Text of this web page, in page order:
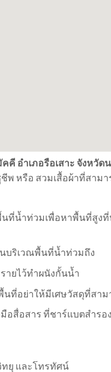
คี อำเภอรือเสาะ จังหวัด
พ หรือ สวมเสื้อผ้าที่สามา
ที่น้ำท่วมเพื่อหาพื้นที่สูง
บริเวณพื้นที่น้ำท่วมถึง
ายไว้ทำผนังกั้นน้ำ
ที่อย่าให้มีเศษวัสดุที่สา
อสื่อสาร ที่ชาร์แบตสำร
ยุ และโทรทัศน์